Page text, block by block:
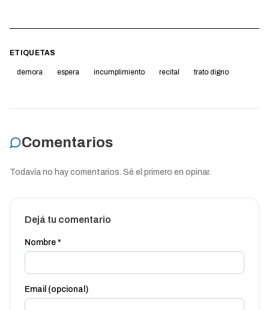
ETIQUETAS
demora espera incumplimiento recital trato digno
Comentarios
Todavía no hay comentarios. Sé el primero en opinar.
Dejá tu comentario
Nombre *
Email (opcional)